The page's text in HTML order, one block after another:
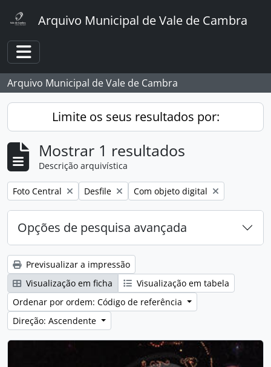
Arquivo Municipal de Vale de Cambra
Toggle navigation
Arquivo Municipal de Vale de Cambra
Limite os seus resultados por:
Mostrar 1 resultados
Descrição arquivística
Remover filtro:
Foto Central Remover filtro:
Desfile Remover filtro:
Com objeto digital
Opções de pesquisa avançada
Previsualizar a impressão
Visualização em ficha
Visualização em tabela
Ordenar por ordem: Código de referência
Direção: Ascendente